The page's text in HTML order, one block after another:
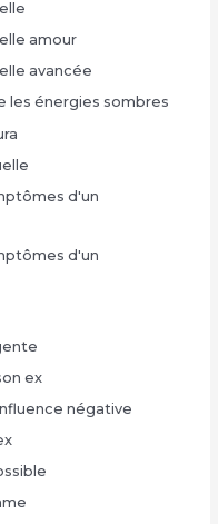
amour
avancée
les énergies sombres
d'un
d'un
ex
négative